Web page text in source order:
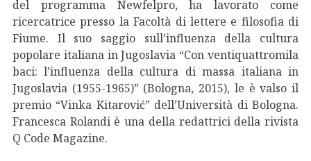
del programma Newfelpro, ha lavorato come
ricercatrice presso la Facoltà di lettere e filosofia di
Fiume. Il suo saggio sull’influenza della cultura
popolare italiana in Jugoslavia “Con ventiquattromila
baci: l’influenza della cultura di massa italiana in
Jugoslavia (1955-1965)” (Bologna, 2015), le è valso il
premio “Vinka Kitarović” dell’Università di Bologna.
Francesca Rolandi è una della redattrici della rivista
Q Code Magazine.